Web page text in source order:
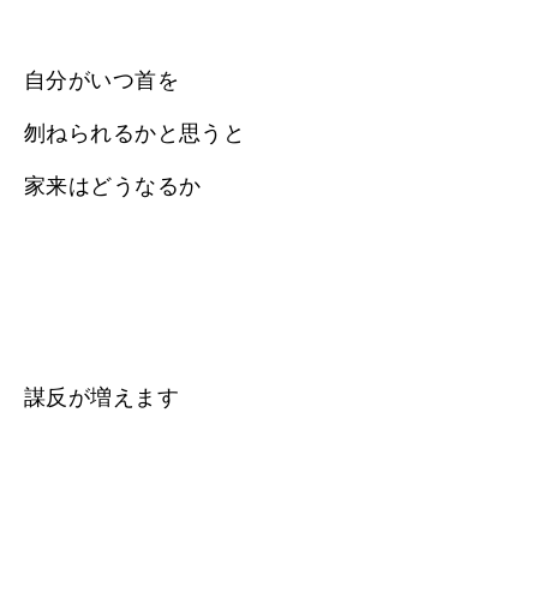
自分がいつ首を
刎ねられるかと思うと
家来はどうなるか
謀反が増えます